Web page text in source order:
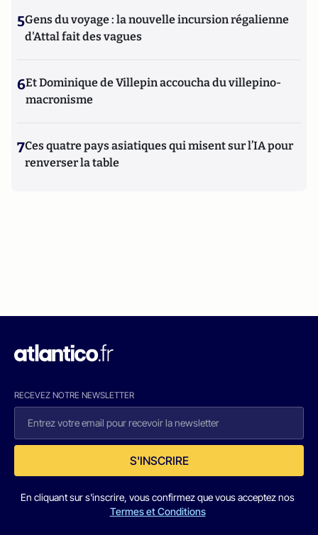
5Gens du voyage : la nouvelle incursion régalienne
d'Attal fait des vagues
6Et Dominique de Villepin accoucha du villepino-
macronisme
7Ces quatre pays asiatiques qui misent sur l’IA pour
renverser la table
RECEVEZ NOTRE NEWSLETTER
S'INSCRIRE
En cliquant sur s'inscrire, vous confirmez que vous acceptez nos
Termes et Conditions